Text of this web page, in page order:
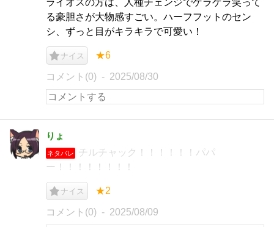
ライオスの方は、人種チェンジでゲラゲラ笑って
る豪胆さが大物感すごい。ハーフフットのセン
シ、ずっと目がキラキラで可愛い！
ナイス ★6
コメント(0) 2025/08/30
りょ
ネタバレ
チルチャック！！！！！！パパ
ー！！！！！！！！
ナイス ★2
コメント(0) 2025/08/09